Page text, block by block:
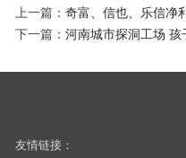
上一篇：奇富、信也、乐信净
下一篇：河南城市探洞工场
友情链接：